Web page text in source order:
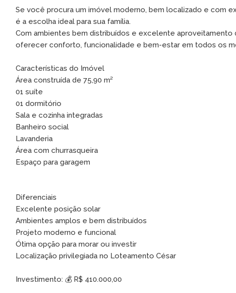
Se você procura um imóvel moderno, bem localizado e com
é a escolha ideal para sua família.
Com ambientes bem distribuídos e excelente
oferecer conforto, funcionalidade e bem-estar em todos os
Características do Imóvel
Área construída de 75,90 m²
01 suíte
01 dormitório
Sala e cozinha integradas
Banheiro social
Lavanderia
Área com churrasqueira
Espaço para garagem
Diferenciais
Excelente posição solar
Ambientes amplos e bem distribuídos
Projeto moderno e funcional
Ótima opção para morar ou investir
Localização privilegiada no Loteamento César
Investimento: 💰 R$ 410.000,00